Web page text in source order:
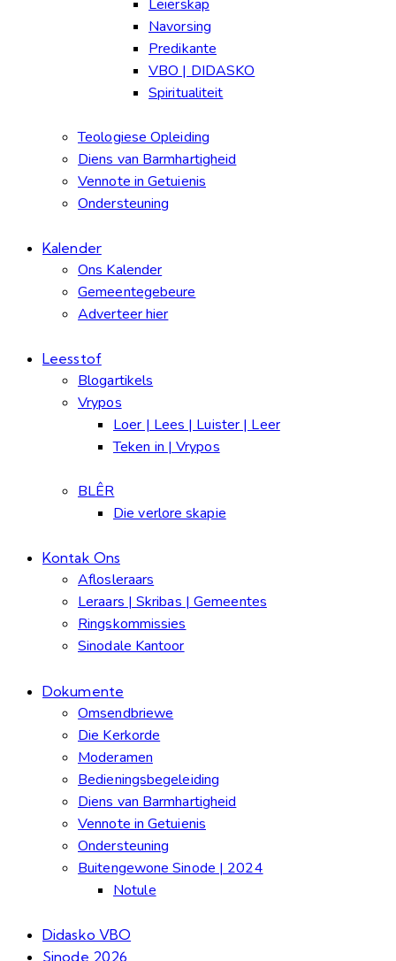
Leierskap
Navorsing
Predikante
VBO | DIDASKO
Spiritualiteit
Teologiese Opleiding
Diens van Barmhartigheid
Vennote in Getuienis
Ondersteuning
Kalender
Ons Kalender
Gemeentegebeure
Adverteer hier
Leesstof
Blogartikels
Vrypos
Loer | Lees | Luister | Leer
Teken in | Vrypos
BLÊR
Die verlore skapie
Kontak Ons
Aflosleraars
Leraars | Skribas | Gemeentes
Ringskommissies
Sinodale Kantoor
Dokumente
Omsendbriewe
Die Kerkorde
Moderamen
Bedieningsbegeleiding
Diens van Barmhartigheid
Vennote in Getuienis
Ondersteuning
Buitengewone Sinode | 2024
Notule
Didasko VBO
Sinode 2026